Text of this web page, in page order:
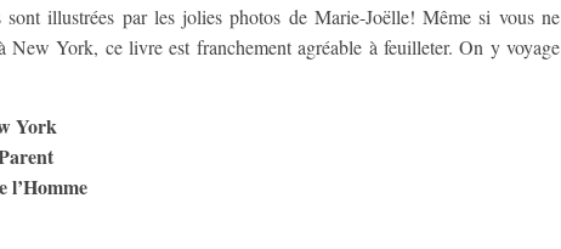
sont illustrées par les jolies photos de Marie-Joëlle! Même si vous ne
New York, ce livre est franchement agréable à feuilleter. On y voyage
York
l’Homme